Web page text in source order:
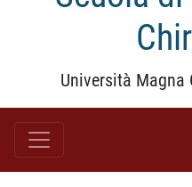
Università Magna